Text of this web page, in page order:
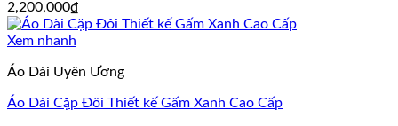
2,200,000₫
Xem nhanh
Áo Dài Uyên Ương
Áo Dài Cặp Đôi Thiết kế Gấm Xanh Cao Cấp